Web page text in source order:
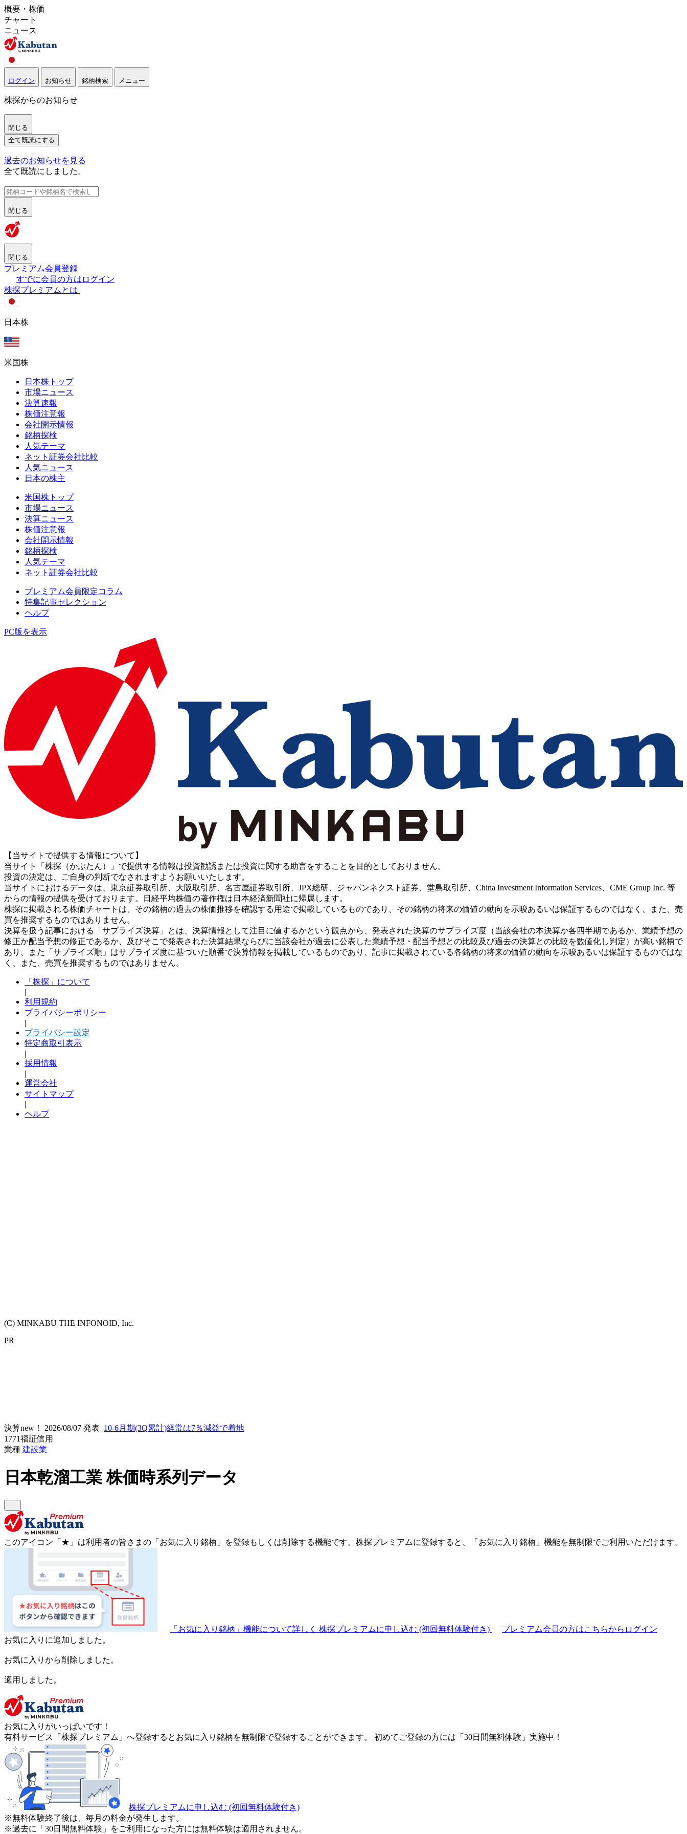
概要・株価
チャート
ニュース
ログイン お知らせ 銘柄検索 メニュー
株探からのお知らせ
閉じる
全て既読にする
過去のお知らせを見る
全て既読にしました。
閉じる
閉じる
プレミアム会員登録
すでに会員の方はログイン
株探プレミアムとは
日本株
米国株
日本株トップ
市場ニュース
決算速報
株価注意報
会社開示情報
銘柄探検
人気テーマ
ネット証券会社比較
人気ニュース
日本の株主
米国株トップ
市場ニュース
決算ニュース
株価注意報
会社開示情報
銘柄探検
人気テーマ
ネット証券会社比較
プレミアム会員限定コラム
特集記事セレクション
ヘルプ
PC版を表示
【当サイトで提供する情報について】
当サイト「株探（かぶたん）」で提供する情報は投資勧誘または投資に関する助言をすることを目的としておりません。
投資の決定は、ご自身の判断でなされますようお願いいたします。
当サイトにおけるデータは、東京証券取引所、大阪取引所、名古屋証券取引所、JPX総研、ジャパンネクスト証券、堂島取引所、China Investment Information Services、CME Group Inc. 等
からの情報の提供を受けております。日経平均株価の著作権は日本経済新聞社に帰属します。
株探に掲載される株価チャートは、その銘柄の過去の株価推移を確認する用途で掲載しているものであり、その銘柄の将来の価値の動向を示唆あるいは保証するものではなく、また、売
買を推奨するものではありません。
決算を扱う記事における「サプライズ決算」とは、決算情報として注目に値するかという観点から、発表された決算のサプライズ度（当該会社の本決算か各四半期であるか、業績予想の
修正か配当予想の修正であるか、及びそこで発表された決算結果ならびに当該会社が過去に公表した業績予想・配当予想との比較及び過去の決算との比較を数値化し判定）が高い銘柄で
あり、また「サプライズ順」はサプライズ度に基づいた順番で決算情報を掲載しているものであり、記事に掲載されている各銘柄の将来の価値の動向を示唆あるいは保証するものではな
く、また、売買を推奨するものではありません。
「株探」について
|
利用規約
プライバシーポリシー
|
プライバシー設定
特定商取引表示
|
採用情報
|
運営会社
サイトマップ
|
ヘルプ
(C) MINKABU THE INFONOID, Inc.
PR
決算new！ 2026/08/07 発表 10-6月期(3Q累計)経常は7％減益で着地
1771福証信用
業種 建設業
日本乾溜工業株価時系列データ
このアイコン 「★」 は利用者の皆さまの 「お気に入り銘柄」を登録もしくは削除する機能です。 株探プレミアムに登録すると、「お気に入り銘柄」機能を無制限でご利用いただけます。
「お気に入り銘柄」機能について詳しく 株探プレミアムに申し込む (初回無料体験付き)
プレミアム会員の方はこちらからログイン
お気に入りに追加しました。
お気に入りから削除しました。
適用しました。
お気に入りがいっぱいです！
有料サービス「株探プレミアム」へ登録するとお気に入り銘柄を無制限で登録することができます。 初めてご登録の方には「30日間無料体験」実施中！
株探プレミアムに申し込む (初回無料体験付き)
※無料体験終了後は、毎月の料金が発生します。
※過去に「30日間無料体験」をご利用になった方には無料体験は適用されません。